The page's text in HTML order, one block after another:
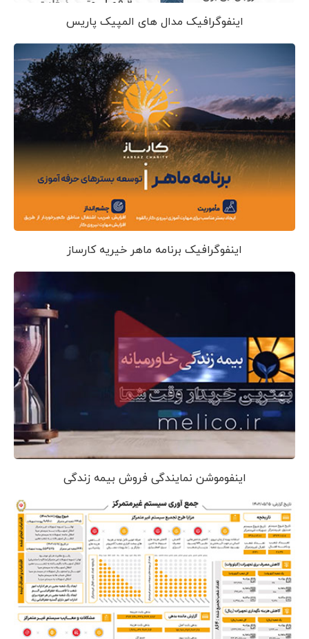
اینفوگرافیک مدال های المپیک پاریس
اینفوگرافیک برنامه ماهر خیریه کارساز
اینفوموشن نمایندگی فروش بیمه زندگی